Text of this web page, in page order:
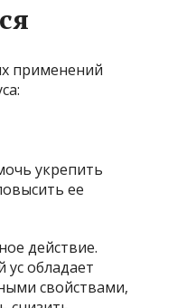
применений
укрепить
ее
действие.
ус обладает
свойствами,